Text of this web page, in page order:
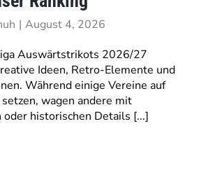
| August 4, 2026
Auswärtstrikots 2026/27
Ideen, Retro-Elemente und
Während einige Vereine auf
wagen andere mit
oder historischen Details [...]